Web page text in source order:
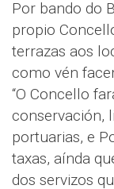
Por bando do
propio
terrazas aos
como vén
“O Concello
conservación,
portuarias, e
taxas, aínda
dos servizos